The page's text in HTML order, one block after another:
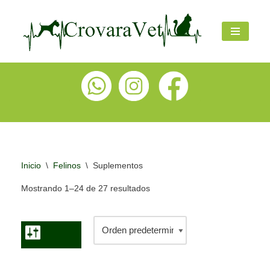
contenido
Inicio \ Felinos \ Suplementos
Mostrando 1–24 de 27 resultados